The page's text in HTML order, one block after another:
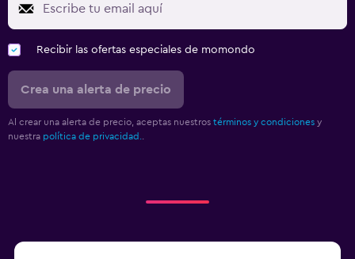
Recibir las ofertas especiales de momondo
Crea una alerta de precio
Al crear una alerta de precio, aceptas nuestros términos y condiciones y
nuestra política de privacidad.